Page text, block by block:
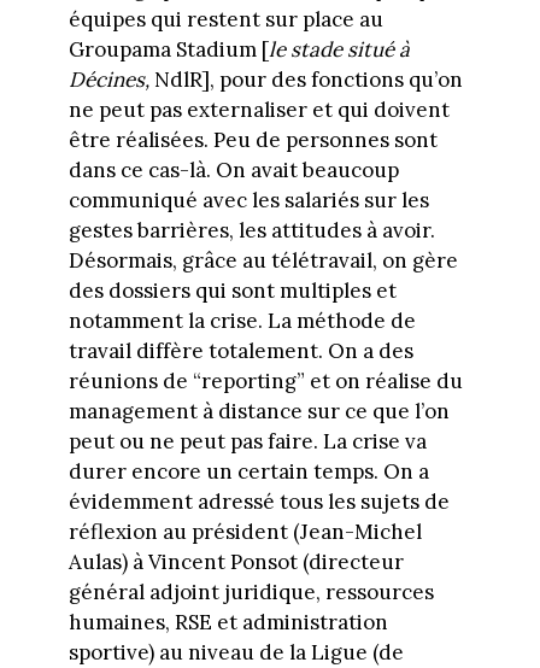
équipes qui restent sur place au
Groupama Stadium [le stade situé à
Décines,NdlR], pour des fonctions qu’on
ne peut pas externaliser et qui doivent
être réalisées. Peu de personnes sont
dans ce cas-là. On avait beaucoup
communiqué avec les salariés sur les
gestes barrières, les attitudes à avoir.
Désormais, grâce au télétravail, on gère
des dossiers qui sont multiples et
notamment la crise. La méthode de
travail diffère totalement. On a des
réunions de “reporting” et on réalise du
management à distance sur ce que l’on
peut ou ne peut pas faire. La crise va
durer encore un certain temps. On a
évidemment adressé tous les sujets de
réflexion au président (Jean-Michel
Aulas) à Vincent Ponsot (directeur
général adjoint juridique, ressources
humaines, RSE et administration
sportive) au niveau de la Ligue (de